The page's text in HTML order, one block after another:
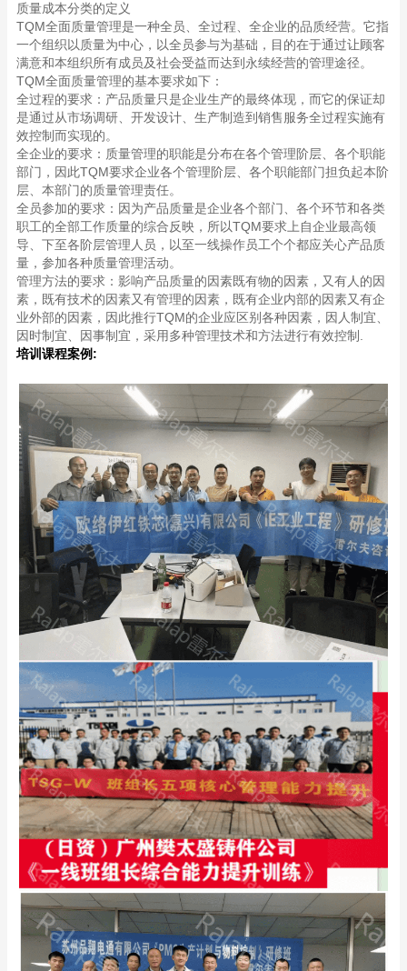
质量成本分类的定义
TQM全面质量管理是一种全员、全过程、全企业的品质经营。它指
一个组织以质量为中心，以全员参与为基础，目的在于通过让顾客
满意和本组织所有成员及社会受益而达到永续经营的管理途径。
TQM全面质量管理的基本要求如下：
全过程的要求：产品质量只是企业生产的最终体现，而它的保证却
是通过从市场调研、开发设计、生产制造到销售服务全过程实施有
效控制而实现的。
全企业的要求：质量管理的职能是分布在各个管理阶层、各个职能
部门，因此TQM要求企业各个管理阶层、各个职能部门担负起本阶
层、本部门的质量管理责任。
全员参加的要求：因为产品质量是企业各个部门、各个环节和各类
职工的全部工作质量的综合反映，所以TQM要求上自企业最高领
导、下至各阶层管理人员，以至一线操作员工个个都应关心产品质
量，参加各种质量管理活动。
管理方法的要求：影响产品质量的因素既有物的因素，又有人的因
素，既有技术的因素又有管理的因素，既有企业内部的因素又有企
业外部的因素，因此推行TQM的企业应区别各种因素，因人制宜、
因时制宜、因事制宜，采用多种管理技术和方法进行有效控制.
培训课程案例: